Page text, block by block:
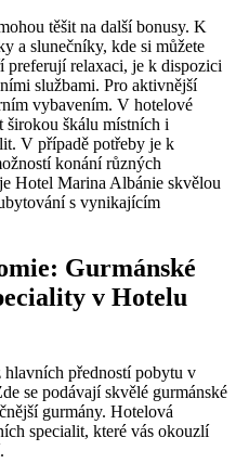
⁣těšit na další bonusy. ⁤K
a slunečníky, ​kde si můžete
preferují relaxaci,⁤ je k dispozici
službami.⁢ Pro aktivnější​
‌vybavením. V hotelové
širokou škálu místních i
V případě potřeby je k⁣
konání různých
Hotel ‌Marina Albánie ⁢skvělou
s ⁣vynikajícím
Gurmánské
v Hotelu⁤
předností pobytu v
se‍ podávají skvělé ⁣gurmánské‍
gurmány. Hotelová
specialit, které vás okouzlí